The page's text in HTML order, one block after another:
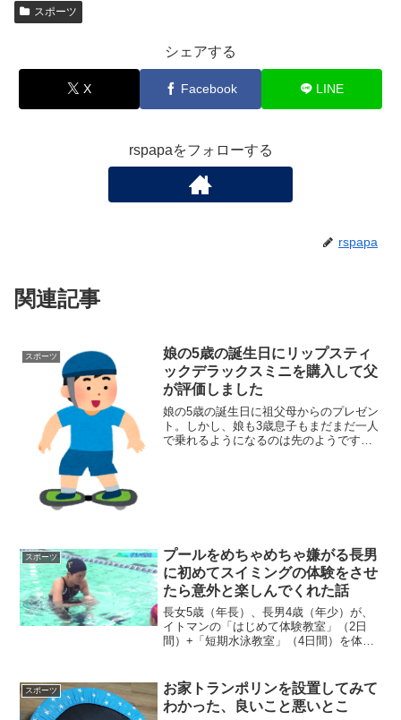
スポーツ
シェアする
X Facebook LINE
rspapaをフォローする
rspapa
関連記事
スポーツ
娘の5歳の誕生日にリップスティ
ックデラックスミニを購入して父
が評価しました
娘の5歳の誕生日に祖父母からのプレゼン
ト。しかし、娘も3歳息子もまだまだ一人
で乗れるようになるのは先のようです。
スポーツ
プールをめちゃめちゃ嫌がる長男
に初めてスイミングの体験をさせ
たら意外と楽しんでくれた話
長女5歳（年長）、長男4歳（年少）が、
イトマンの「はじめて体験教室」（2日
間）+「短期水泳教室」（4日間）を体験
く、運動能力もそこまでではありませ
ん。その長男が体験へ行...
スポーツ
お家トランポリンを設置してみて
わかった、良いこと悪いとこ